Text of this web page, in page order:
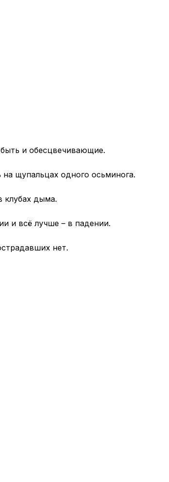
и обесцвечивающие.
щупальцах одного осьминога.
клубах дыма.
и всё лучше – в падении.
нет.